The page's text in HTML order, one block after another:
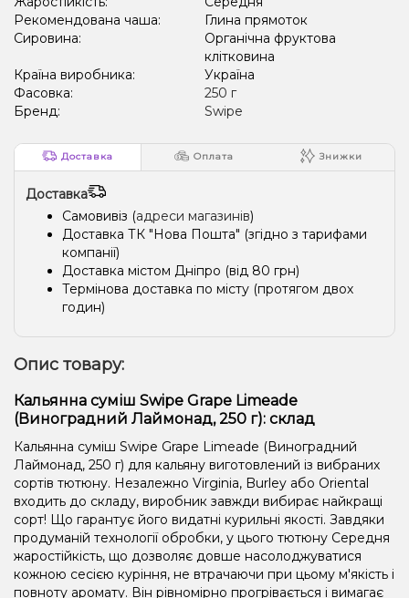
Рекомендована чаша:
Глина прямоток
Сировина:
Органічна фруктова
клітковина
Країна виробника:
Україна
Фасовка:
250 г
Бренд:
Swipe
Доставка Оплата Знижки
Доставка
Самовивіз (адреси магазинів)
Доставка ТК "Нова Пошта" (згідно з тарифами
компанії)
Доставка містом Дніпро (від 80 грн)
Термінова доставка по місту (протягом двох
годин)
Опис товару:
Кальянна суміш Swipe Grape Limeade
(Виноградний Лаймонад, 250 г): склад
Кальянна суміш Swipe Grape Limeade (Виноградний
Лаймонад, 250 г) для кальяну виготовлений із вибраних
сортів тютюну. Незалежно Virginia, Burley або Oriental
входить до складу, виробник завжди вибирає найкращі
сорт! Що гарантує його видатні курильні якості. Завдяки
продуманій технології обробки, у цього тютюну Середня
жаростійкість, що дозволяє довше насолоджуватися
кожною сесією куріння, не втрачаючи при цьому м'якість і
повноту аромату. Він рівномірно прогрівається і вимагає